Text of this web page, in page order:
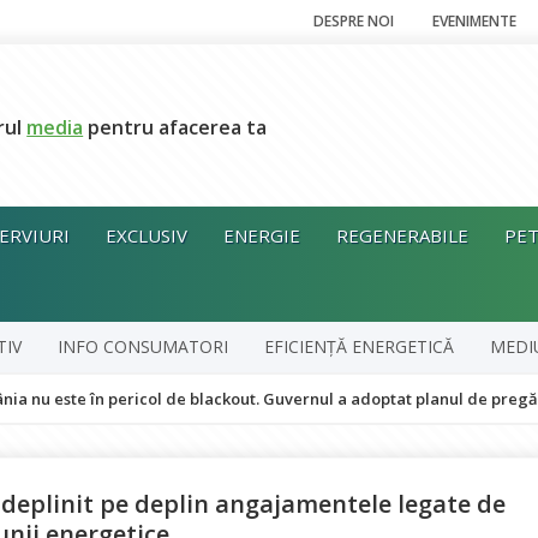
DESPRE NOI EVENIMENTE
media pentru afacerea ta
EXCLUSIV ENERGIE REGENERABILE
INFO CONSUMATORI EFICIENȚĂ ENERGETICĂ
în pericol de blackout. Guvernul a adoptat planul de pregătire
pe deplin angajamentele legate de